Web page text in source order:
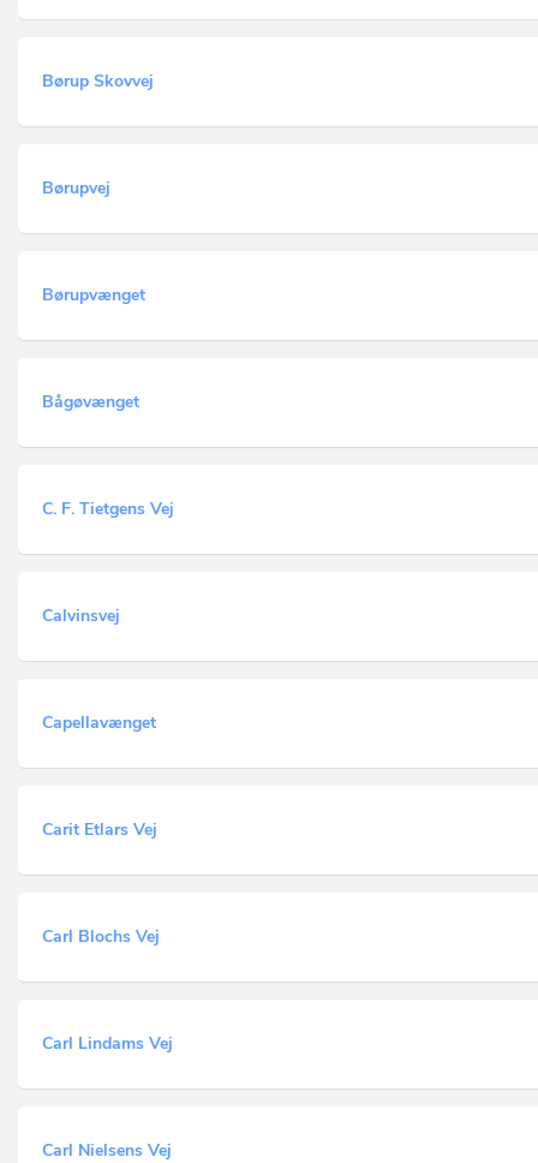
Børup Skovvej
Børupvej
Børupvænget
Bågøvænget
C. F. Tietgens Vej
Calvinsvej
Capellavænget
Carit Etlars Vej
Carl Blochs Vej
Carl Lindams Vej
Carl Nielsens Vej